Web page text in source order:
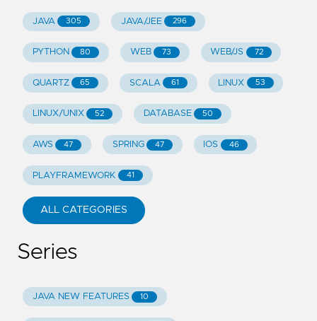
JAVA 305 JAVA/JEE 296
PYTHON 80 WEB 73 WEB/JS 72
QUARTZ 65 SCALA 61 LINUX 53
LINUX/UNIX 52 DATABASE 50
AWS 47 SPRING 47 IOS 46
PLAYFRAMEWORK 41
ALL CATEGORIES
Series
JAVA NEW FEATURES 10